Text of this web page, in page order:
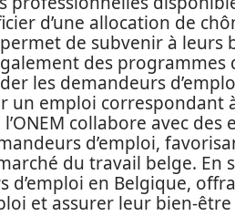
d’une allocation de
de subvenir à leurs
des
les demandeurs
un emploi correspondant
collabore avec
d’emploi,
du travail belge. En
d’emploi en Belgique,
et assurer leur bien-